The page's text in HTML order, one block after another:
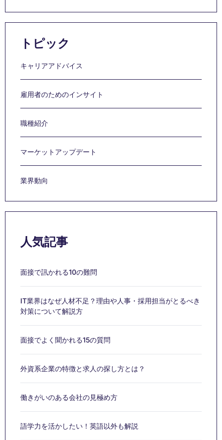
トピック
キャリアアドバイス
雇用者のためのインサイト
職種紹介
マーケットアップデート
業界動向
人気記事
面接で訊かれる10の難問
IT業界はなぜ人材不足？理由や人事・採用担当がとるべき
対策について解説方
面接でよく聞かれる15の質問
外資系企業の特徴と求人の探し方とは？
働きがいのある会社の見極め方
語学力を活かしたい！英語以外も解説